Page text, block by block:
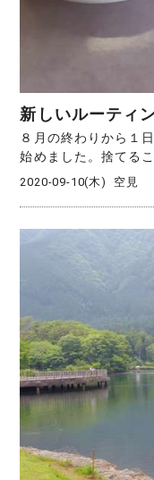
新しいルーティ
８月の終わりから１
始めました。捨てる
2020-09-10(木) 空見